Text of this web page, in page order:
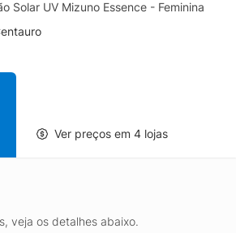
Solar UV Mizuno Essence - Feminina
Ver preços em 4 lojas
veja os detalhes abaixo.